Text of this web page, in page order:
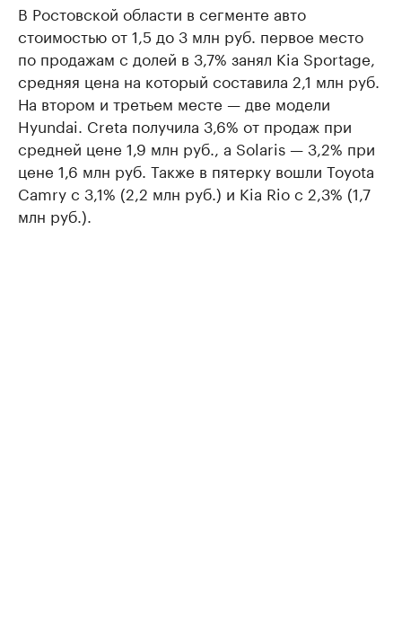
В Ростовской области в сегменте авто
стоимостью от 1,5 до 3 млн руб. первое место
по продажам с долей в 3,7% занял Kia Sportage,
средняя цена на который составила 2,1 млн руб.
На втором и третьем месте — две модели
Hyundai. Creta получила 3,6% от продаж при
средней цене 1,9 млн руб., а Solaris — 3,2% при
цене 1,6 млн руб. Также в пятерку вошли Toyota
Camry с 3,1% (2,2 млн руб.) и Kia Rio с 2,3% (1,7
млн руб.).